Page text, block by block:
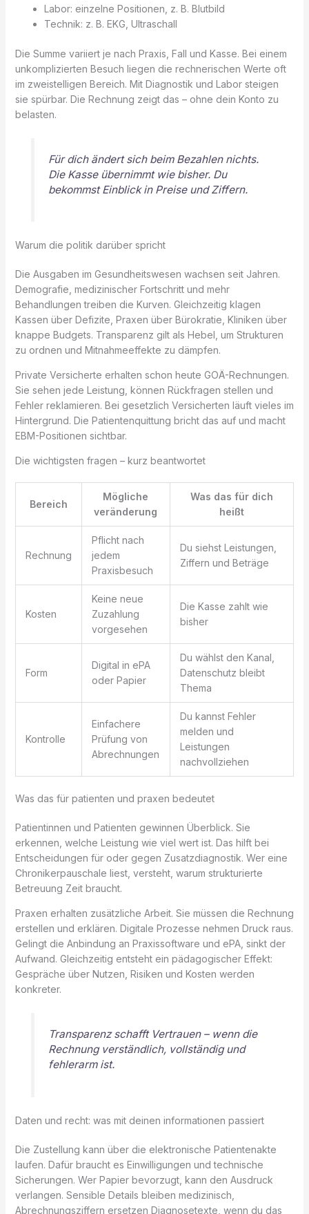
Labor: einzelne Positionen, z. B. Blutbild
Technik: z. B. EKG, Ultraschall
Die Summe variiert je nach Praxis, Fall und Kasse. Bei einem
unkomplizierten Besuch liegen die rechnerischen Werte oft
im zweistelligen Bereich. Mit Diagnostik und Labor steigen
sie spürbar. Die Rechnung zeigt das – ohne dein Konto zu
belasten.
Für dich ändert sich beim Bezahlen nichts.
Die Kasse übernimmt wie bisher. Du
bekommst Einblick in Preise und Ziffern.
Warum die politik darüber spricht
Die Ausgaben im Gesundheitswesen wachsen seit Jahren.
Demografie, medizinischer Fortschritt und mehr
Behandlungen treiben die Kurven. Gleichzeitig klagen
Kassen über Defizite, Praxen über Bürokratie, Kliniken über
knappe Budgets. Transparenz gilt als Hebel, um Strukturen
zu ordnen und Mitnahmeeffekte zu dämpfen.
Private Versicherte erhalten schon heute GOÄ-Rechnungen.
Sie sehen jede Leistung, können Rückfragen stellen und
Fehler reklamieren. Bei gesetzlich Versicherten läuft vieles im
Hintergrund. Die Patientenquittung bricht das auf und macht
EBM-Positionen sichtbar.
Die wichtigsten fragen – kurz beantwortet
Bereich
Mögliche
veränderung
Was das für dich
heißt
Rechnung
Pflicht nach
jedem
Praxisbesuch
Du siehst Leistungen,
Ziffern und Beträge
Kosten
Keine neue
Zuzahlung
vorgesehen
Die Kasse zahlt wie
bisher
Form
Digital in ePA
oder Papier
Du wählst den Kanal,
Datenschutz bleibt
Thema
Kontrolle
Einfachere
Prüfung von
Abrechnungen
Du kannst Fehler
melden und
Leistungen
nachvollziehen
Was das für patienten und praxen bedeutet
Patientinnen und Patienten gewinnen Überblick. Sie
erkennen, welche Leistung wie viel wert ist. Das hilft bei
Entscheidungen für oder gegen Zusatzdiagnostik. Wer eine
Chronikerpauschale liest, versteht, warum strukturierte
Betreuung Zeit braucht.
Praxen erhalten zusätzliche Arbeit. Sie müssen die Rechnung
erstellen und erklären. Digitale Prozesse nehmen Druck raus.
Gelingt die Anbindung an Praxissoftware und ePA, sinkt der
Aufwand. Gleichzeitig entsteht ein pädagogischer Effekt:
Gespräche über Nutzen, Risiken und Kosten werden
konkreter.
Transparenz schafft Vertrauen – wenn die
Rechnung verständlich, vollständig und
fehlerarm ist.
Daten und recht: was mit deinen informationen passiert
Die Zustellung kann über die elektronische Patientenakte
laufen. Dafür braucht es Einwilligungen und technische
Sicherungen. Wer Papier bevorzugt, kann den Ausdruck
verlangen. Sensible Details bleiben medizinisch,
Abrechnungsziffern ersetzen Diagnosetexte, wenn du das